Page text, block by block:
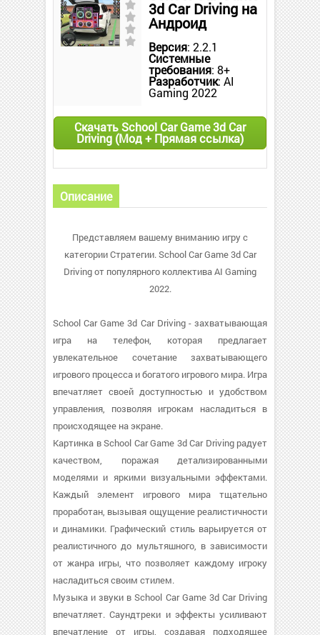
3d Car Driving на
Андроид
Версия: 2.2.1
Системные
требования: 8+
Разработчик: AI
Gaming 2022
Скачать School Car Game 3d Car
Driving (Мод + Прямая ссылка)
Описание
Представляем вашему вниманию игру с
категории Стратегии. School Car Game 3d Car
Driving от популярного коллектива AI Gaming
2022.
School Car Game 3d Car Driving - захватывающая
игра на телефон, которая предлагает
увлекательное сочетание захватывающего
игрового процесса и богатого игрового мира. Игра
впечатляет своей доступностью и удобством
управления, позволяя игрокам насладиться в
происходящее на экране.
Картинка в School Car Game 3d Car Driving радует
качеством, поражая детализированными
моделями и яркими визуальными эффектами.
Каждый элемент игрового мира тщательно
проработан, вызывая ощущение реалистичности
и динамики. Графический стиль варьируется от
реалистичного до мультяшного, в зависимости
от жанра игры, что позволяет каждому игроку
насладиться своим стилем.
Музыка и звуки в School Car Game 3d Car Driving
впечатляет. Саундтреки и эффекты усиливают
впечатление от игры, создавая подходящее